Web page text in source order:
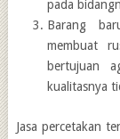
pada
Barang
membuat
bertujuan
kualitasnya
Jasa percetakan